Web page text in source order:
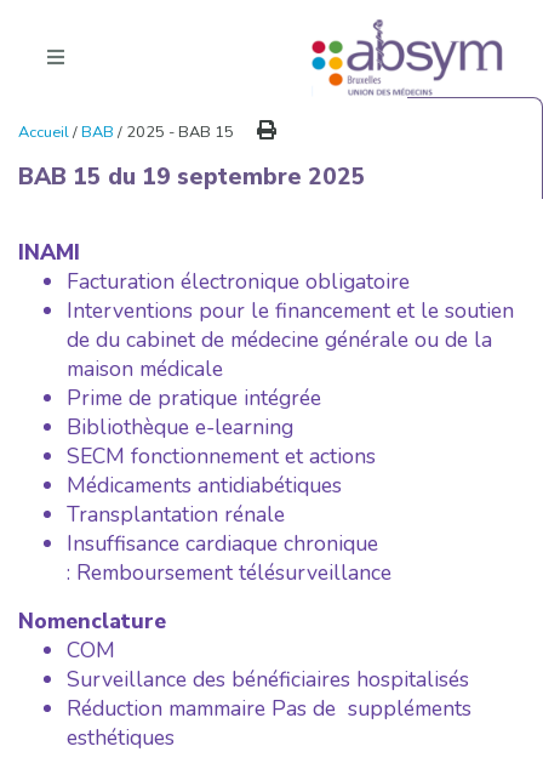
Accueil/BAB / 2025 - BAB 15
BAB 15 du 19 septembre 2025
INAMI
Facturation électronique obligatoire
Interventions pour le financement et le soutien
de du cabinet de médecine générale ou de la
maison médicale
Prime de pratique intégrée
Bibliothèque e-learning
SECM fonctionnement et actions
Médicaments antidiabétiques
Transplantation rénale
Insuffisance cardiaque chronique
: Remboursement télésurveillance
Nomenclature
COM
Surveillance des bénéficiaires hospitalisés
Réduction mammaire Pas de suppléments
esthétiques